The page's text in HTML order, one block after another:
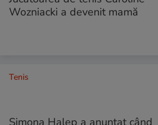
Wozniacki a devenit mamă
Tenis
Simona Halep a anunțat când